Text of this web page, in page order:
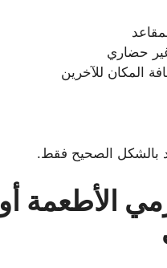
حضاري
المكان للآخرين
بالشكل الصحيح فقط.
الأطعمة أو